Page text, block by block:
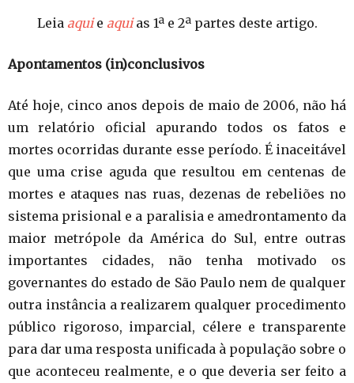
Leia aquie aquias 1ª e 2ª partes deste artigo.
Apontamentos (in)conclusivos
Até hoje, cinco anos depois de maio de 2006, não há
um relatório oficial apurando todos os fatos e
mortes ocorridas durante esse período. É inaceitável
que uma crise aguda que resultou em centenas de
mortes e ataques nas ruas, dezenas de rebeliões no
sistema prisional e a paralisia e amedrontamento da
maior metrópole da América do Sul, entre outras
importantes cidades, não tenha motivado os
governantes do estado de São Paulo nem de qualquer
outra instância a realizarem qualquer procedimento
público rigoroso, imparcial, célere e transparente
para dar uma resposta unificada à população sobre o
que aconteceu realmente, e o que deveria ser feito a